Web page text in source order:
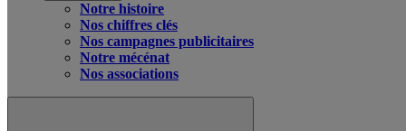
Notre histoire
Nos chiffres clés
Nos campagnes publicitaires
Notre mécénat
Nos associations